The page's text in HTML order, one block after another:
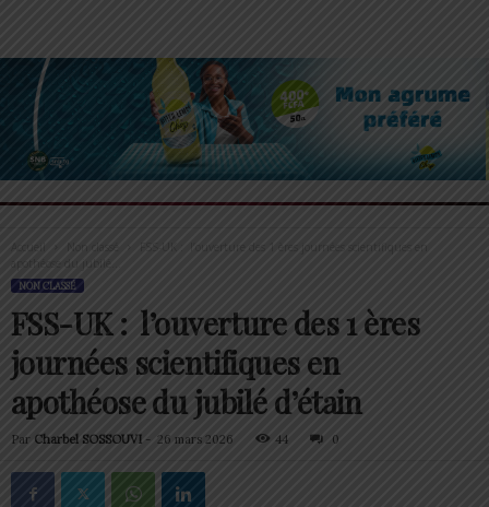
Accueil
FSS-UK : l’ouverture des 1 ères journées scientifiques en
apothéose du jubilé...
NON CLASSÉ
FSS-UK : l’ouverture des 1 ères
journées scientifiques en
apothéose du jubilé d’étain
Par Charbel SOSSOUVI - 26 mars 2026 44 0